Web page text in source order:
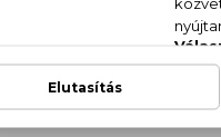
ALCOHOL,